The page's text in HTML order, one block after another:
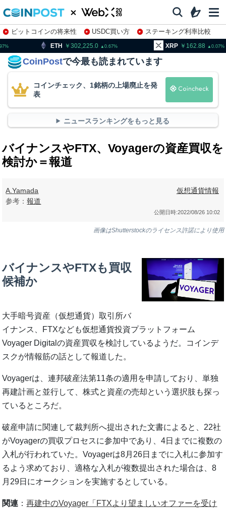
ビットコインの将来性 USDC買い方
ステーキング利率比較
株特集・関連銘柄
302,225.0 0.67 XRP BNB
CoinPostで今最も読まれています
コインチェック、1銘柄の上場廃止を発
表
ニュースランキングをもっと見る
バイナンスやFTX、Voyagerの資産買収を
検討か＝報道
A.Yamada
参考：報道
仮想通貨情報
公開日時:2022/08/26 10:02
画像はShutterstockのライセンス許諾により使用
バイナンスやFTXも買収
候補か
大手暗号資産（仮想通貨）取引所バ
イナンス、FTXなども仮想通貨投資プラットフォーム
Voyager Digitalの資産買収を検討しているようだ。コインデ
スクが情報筋の話として報道した。
Voyagerは、連邦破産法第11条の適用を申請しており、単独
再建計画と並行して、株式と資産の売却という選択肢も探っ
ているところだ。
破産申請に関連して裁判所へ提出された文書によると、22社
がVoyagerの買収プロセスに参加中であり、4日までに複数の
入札が行われていた。Voyagerは8月26日までに入札に参加す
るよう求めており、適格な入札が複数提出された場合は、8
月29日にオークションを実施するとしている。
関連 ：再建中のVoyager「FTXより望ましいオファーを受け